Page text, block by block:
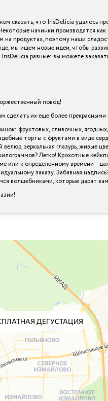
сказать, что IrisDelicia удалось
начинки производятся
на продуктах, поэтому наши
мы ищем новые идеи, чтобы
разные: вы можете
повод!
их еще более
фруктовых, сливочных,
торты с фруктами в виде
зеркальная глазурь, живые
Легко! Крохотные
или к определенному времени –
заказу. Забавная
волшебниками, которые дарят